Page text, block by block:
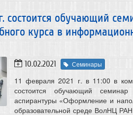
состоится обучающий
курса в
10.02.2021 Семинары
11 февраля 2021 г. в 11:00 в
состоится обучающий
аспирантуры «Оформление и
образовательной среде ВолНЦ